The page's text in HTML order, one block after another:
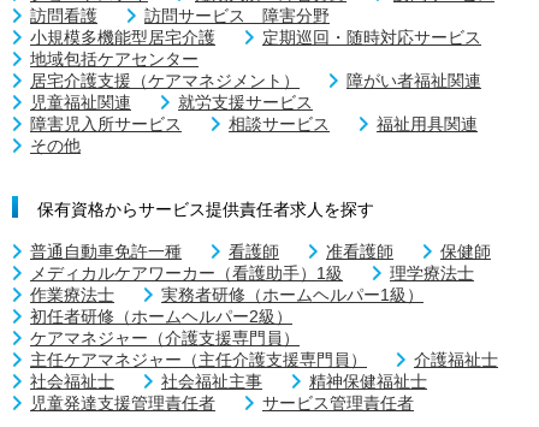
訪問看護
訪問サービス 障害分野
小規模多機能型居宅介護
定期巡回・随時対応サービス
地域包括ケアセンター
居宅介護支援（ケアマネジメント）
障がい者福祉関連
児童福祉関連
就労支援サービス
障害児入所サービス
相談サービス
福祉用具関連
その他
保有資格からサービス提供責任者求人を探す
普通自動車免許一種 看護師 准看護師
保健師
メディカルケアワーカー（看護助手）1級
理学療法士
作業療法士
実務者研修（ホームヘルパー1級）
初任者研修（ホームヘルパー2級）
ケアマネジャー（介護支援専門員）
主任ケアマネジャー（主任介護支援専門員）
介護福祉士
社会福祉士
社会福祉主事
精神保健福祉士
児童発達支援管理責任者
サービス管理責任者